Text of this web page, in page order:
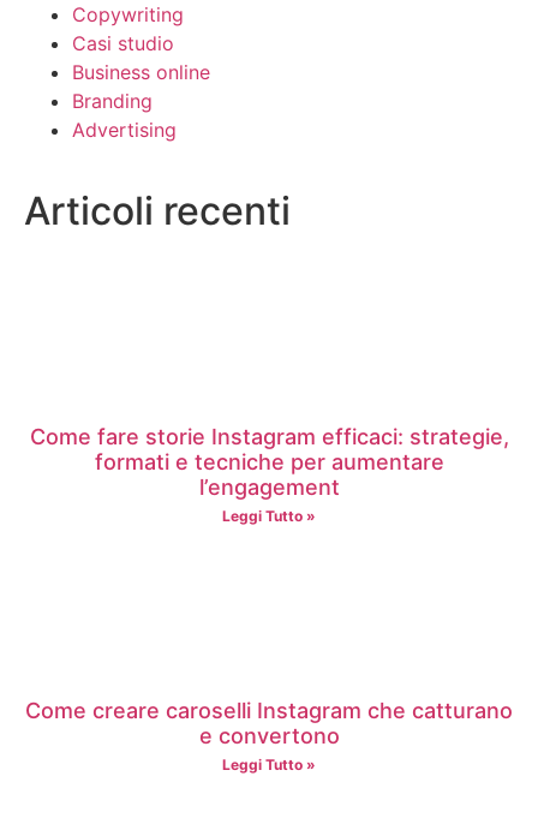
Copywriting
Casi studio
Business online
Branding
Advertising
Articoli recenti
Come fare storie Instagram efficaci: strategie,
formati e tecniche per aumentare
l’engagement
Leggi Tutto »
Come creare caroselli Instagram che catturano
e convertono
Leggi Tutto »